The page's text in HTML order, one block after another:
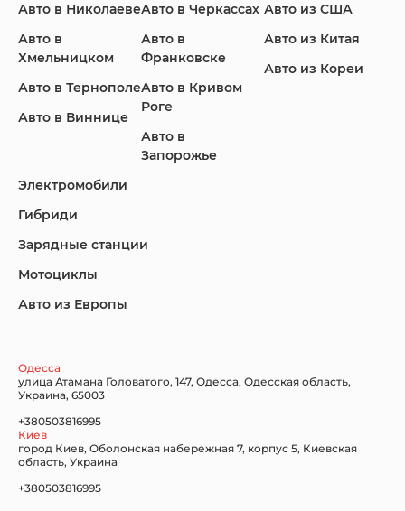
Infiniti Jaguar Jeep
Land Rover
Lincoln
Subaru Tesla Toyota
Авто в Николаеве
Авто в
Хмельницком
Авто в Тернополе
Авто в Виннице
Авто в Черкассах
Авто в
Франковске
Авто в Кривом
Роге
Авто в
Запорожье
Авто из США
Авто из Китая
Авто из Кореи
Электромобили
Гибриди
Зарядные станции
Мотоциклы
Авто из Европы
Одесса
улица Атамана Головатого, 147, Одесса, Одесская область,
Украина, 65003
+380503816995
Киев
город Киев, Оболонская набережная 7, корпус 5, Киевская
область, Украина
+380503816995